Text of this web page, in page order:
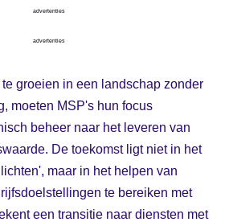
advertenties
advertenties
groeien in een landschap zonder
moeten MSP's hun focus
beheer naar het leveren van
De toekomst ligt niet in het
maar in het helpen van
te bereiken met
een transitie naar diensten met